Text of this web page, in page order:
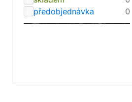
předobjednávka
0